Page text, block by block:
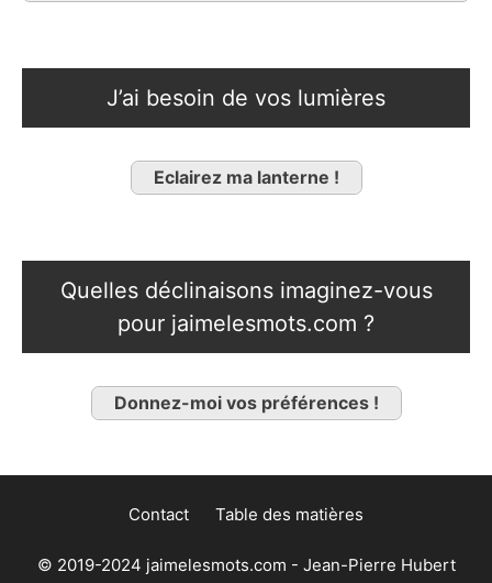
J’ai besoin de vos lumières
Eclairez ma lanterne !
Quelles déclinaisons imaginez-vous
pour jaimelesmots.com ?
Donnez-moi vos préférences !
Contact Table des matières
© 2019-2024 jaimelesmots.com - Jean-Pierre Hubert